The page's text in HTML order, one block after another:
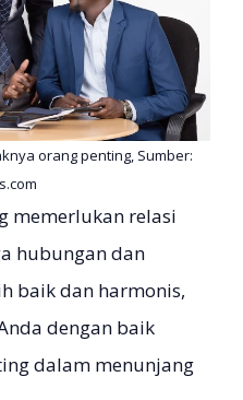
orang penting, Sumber:
memerlukan relasi
hubungan dan
baik dan harmonis,
dengan baik
dalam menunjang